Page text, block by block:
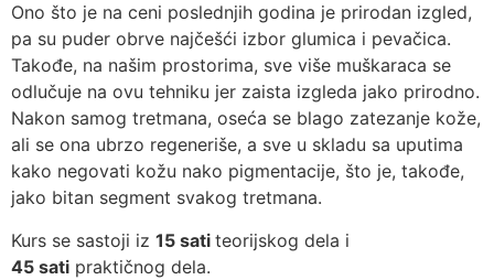
Ono što je na ceni poslednjih godina je prirodan izgled,
pa su puder obrve najčešći izbor glumica i pevačica.
Takođe, na našim prostorima, sve više muškaraca se
odlučuje na ovu tehniku jer zaista izgleda jako prirodno.
Nakon samog tretmana, oseća se blago zatezanje kože,
ali se ona ubrzo regeneriše, a sve u skladu sa uputima
kako negovati kožu nako pigmentacije, što je, takođe,
jako bitan segment svakog tretmana.
Kurs se sastoji iz 15 sati teorijskog dela i
45 sati praktičnog dela.